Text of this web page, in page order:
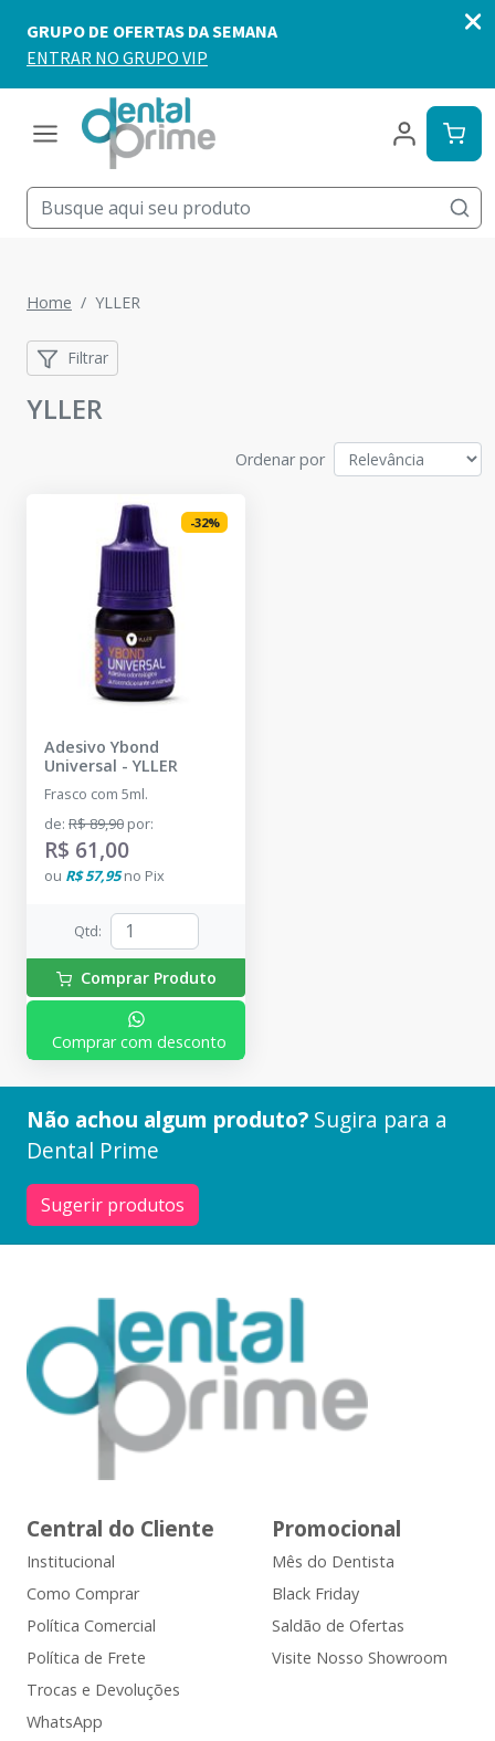
Home YLLER
Filtrar
YLLER
Ordenar por
-32%
Adesivo Ybond
Universal -YLLER
Frasco com 5ml.
de: R$ 89,90 por:
R$ 61,00
ou R$ 57,95no Pix
Qtd:
Comprar Produto
Comprar com desconto
Não achou algum produto? Sugira para a
Dental Prime
Sugerir produtos
Central do Cliente
Institucional
Como Comprar
Política Comercial
Política de Frete
Trocas e Devoluções
WhatsApp
Promocional
Mês do Dentista
Black Friday
Saldão de Ofertas
Visite Nosso Showroom